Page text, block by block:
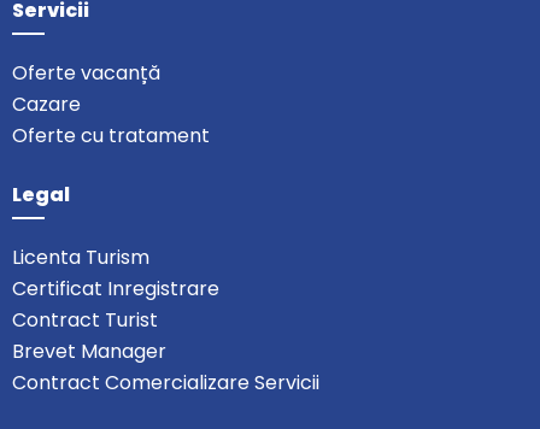
Servicii
Oferte vacanță
Cazare
Oferte cu tratament
Legal
Licenta Turism
Certificat Inregistrare
Contract Turist
Brevet Manager
Contract Comercializare Servicii